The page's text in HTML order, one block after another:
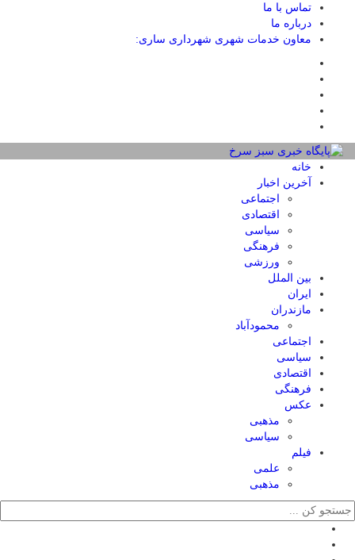
تماس با ما
درباره ما
معاون خدمات شهری شهرداری ساری:
خانه
آخرین اخبار
اجتماعی
اقتصادی
سیاسی
فرهنگی
ورزشی
بین الملل
ایران
مازندران
محمودآباد
اجتماعی
سیاسی
اقتصادی
فرهنگی
عکس
مذهبی
سیاسی
فیلم
علمی
مذهبی